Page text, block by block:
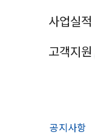
사업실적
고객지원
공지사항